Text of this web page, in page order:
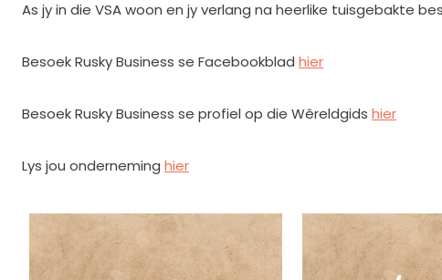
As jy in die VSA woon en jy verlang na heerlike tuisgebakte
Besoek Rusky Business se Facebookblad hier
Besoek Rusky Business se profiel op die Wêreldgids hier
Lys jou onderneming hier